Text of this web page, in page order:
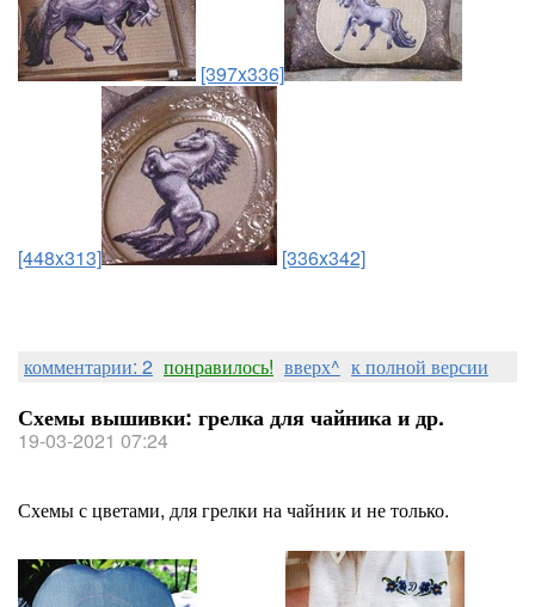
[397x336]
[448x313] [336x342]
комментарии: 2 понравилось! вверх^ к полной версии
Схемы вышивки: грелка для чайника и др.
19-03-2021 07:24
Схемы с цветами, для грелки на чайник и не только.